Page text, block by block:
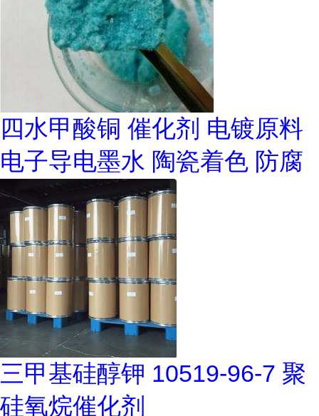
四水甲酸铜 催化剂 电镀原料
电子导电墨水 陶瓷着色 防腐
三甲基硅醇钾 10519-96-7 聚
硅氧烷催化剂